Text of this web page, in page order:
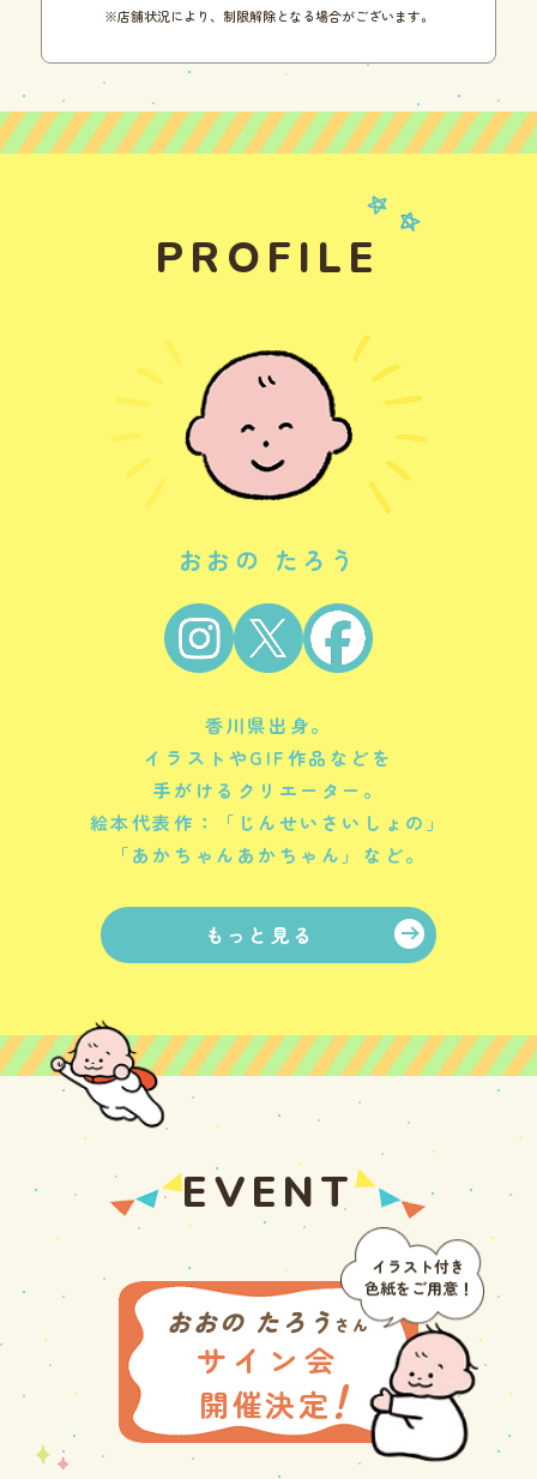
※店舗状況により、制限解除となる場合がございます。
PROFILE
おおの たろう
香川県出身。
イラストやGIF作品などを
手がけるクリエーター。
絵本代表作：「じんせいさいしょの」
「あかちゃんあかちゃん」など。
もっと見る
EVENT
おおの たろう さん
サイン会
開催決定！
イラスト付き
色紙をご用意！